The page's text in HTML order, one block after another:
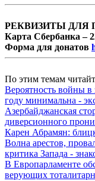
РЕКВИЗИТЫ ДЛЯ
Карта Сбербанка –
Форма для донатов
По этим темам
Вероятность войны в
году минимальна -
Азербайджанская
диверсионного
Карен Абрамян:
Волна арестов,
критика Запада -
В Европарламенте
верующих